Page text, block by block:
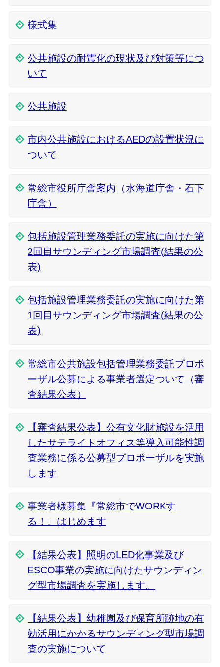
様式集
公共施設の耐震化の現状及び対策等につ
いて
公共施設
市内公共施設におけるAEDの設置状況に
ついて
常総市役所庁舎案内（水海道庁舎・石下
庁舎）
包括施設管理業務委託の実施に向けた第
2回目サウンディング市場調査(結果の公
表)
包括施設管理業務委託の実施に向けた第
1回目サウンディング市場調査(結果の公
表)
常総市公共施設包括管理業務委託プロポ
ーザル公募による事業者選定ついて（審
査結果公表）
【審査結果公表】公有文化財施設を活用
したサテライトオフィス等導入可能性調
査業務に係る公募型プロポーザルを実施
します
事業者様募集『常総市でWORKす
る！』はじめます
【結果公表】照明のLED化事業及び
ESCO事業の実施に向けたサウンディン
グ型市場調査を実施します。
【結果公表】幼稚園及び保育所跡地の有
効活用にかかるサウンディング型市場調
査の実施について